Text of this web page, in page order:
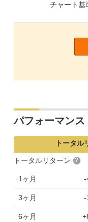
チャート基
パフォーマンス
トータル
トータルリターン
1ヶ月 -
3ヶ月 -
6ヶ月